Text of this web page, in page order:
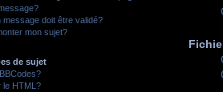
message doit être validé?
mon sujet?
de sujet
le HTML?